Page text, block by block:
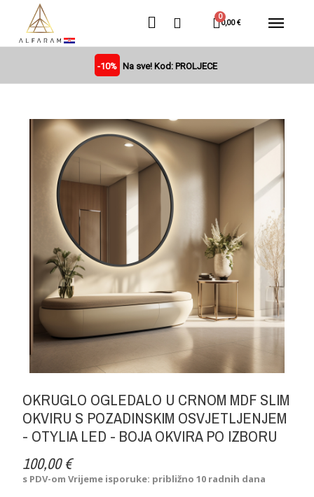
0,00 €
-10% Na sve! Kod: PROLJECE
OKRUGLO OGLEDALO U CRNOM MDF SLIM
OKVIRU S POZADINSKIM OSVJETLJENJEM
- OTYLIA LED - BOJA OKVIRA PO IZBORU
100,00 €
s PDV-omVrijeme isporuke: približno 10 radnih dana